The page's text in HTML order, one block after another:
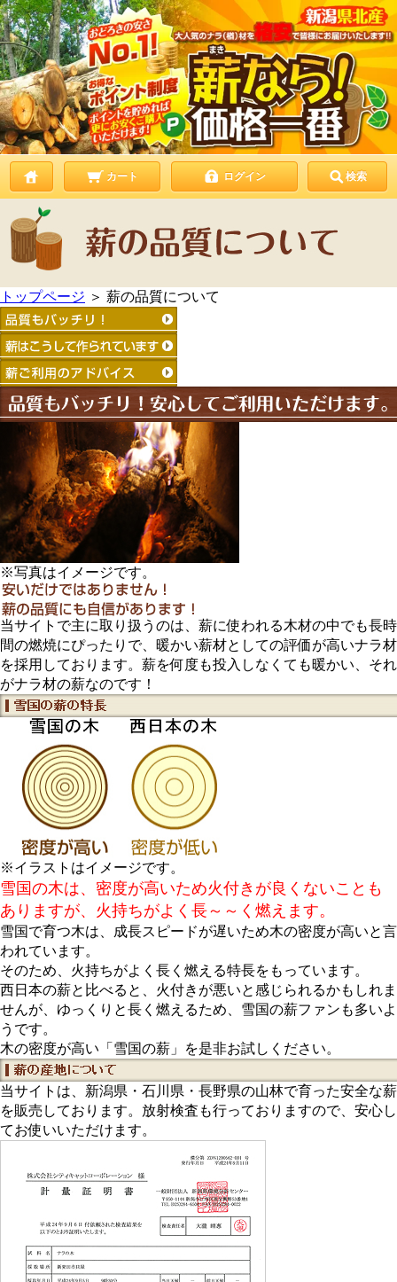
カート ログイン 検索
トップページ ＞ 薪の品質について
※写真はイメージです。
当サイトで主に取り扱うのは、薪に使われる木材の中でも長時
間の燃焼にぴったりで、暖かい薪材としての評価が高いナラ材
を採用しております。薪を何度も投入しなくても暖かい、それ
がナラ材の薪なのです！
※イラストはイメージです。
雪国の木は、密度が高いため火付きが良くないことも
ありますが、火持ちがよく長～～く燃えます。
雪国で育つ木は、成長スピードが遅いため木の密度が高いと言
われています。
そのため、火持ちがよく長く燃える特長をもっています。
西日本の薪と比べると、火付きが悪いと感じられるかもしれま
せんが、ゆっくりと長く燃えるため、雪国の薪ファンも多いよ
うです。
木の密度が高い「雪国の薪」を是非お試しください。
当サイトは、新潟県・石川県・長野県の山林で育った安全な薪
を販売しております。放射検査も行っておりますので、安心し
てお使いいただけます。